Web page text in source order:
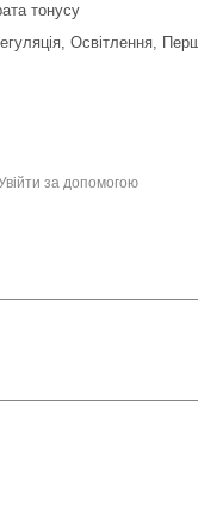
тонусу
Освітлення, Перші
за допомогою